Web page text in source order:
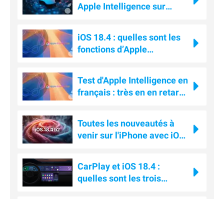
Apple Intelligence sur
iOS 18.4 : quelles sont les
fonctions d’Apple
Test d'Apple Intelligence en
français : très en en retard
Toutes les nouveautés à
venir sur l'iPhone avec iOS
CarPlay et iOS 18.4 :
quelles sont les trois